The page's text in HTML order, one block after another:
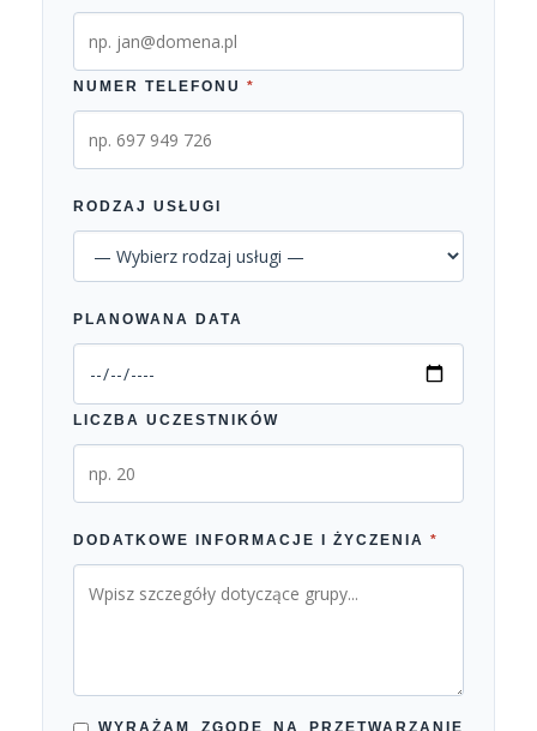
NUMER TELEFONU *
RODZAJ USŁUGI
PLANOWANA DATA
LICZBA UCZESTNIKÓW
DODATKOWE INFORMACJE I ŻYCZENIA *